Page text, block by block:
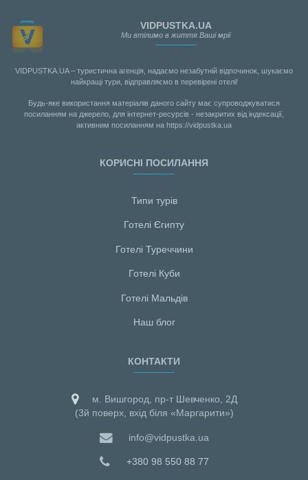
VIDPUSTKA.UA
Ми втілимо в життя Ваші мрії
VIDPUSTKA.UA – туристична агенція, надаємо незабутній відпочинок, шукаємо
найкращі тури, відправляємо в перевірені отелі!
Будь-яке використання матеріалів даного сайту має супроводжуватися
посиланням на джерело, для інтернет-ресурсів - незакритих від індексації,
активним посиланням на https://vidpustka.ua
КОРИСНІ ПОСИЛАННЯ
Типи турів
Готелі Єгипту
Готелі Туреччини
Готелі Куби
Готелі Мальдiв
Наш блог
КОНТАКТИ
м. Вишгород, пр-т Шевченко, 2Д
(3й поверх, вхід біля «Маргарити»)
info@vidpustka.ua
+380 98 550 88 77